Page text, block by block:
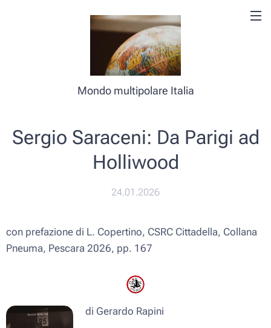
Mondo multipolare Italia
Sergio Saraceni: Da Parigi ad
Holliwood
24.01.2026
con prefazione di L. Copertino, CSRC Cittadella, Collana
Pneuma, Pescara 2026, pp. 167
di Gerardo Rapini